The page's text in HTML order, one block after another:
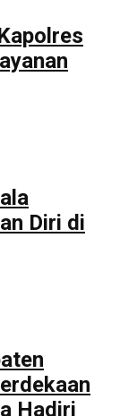
Diri di
Hadiri